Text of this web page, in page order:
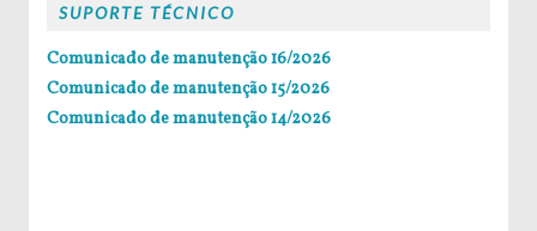
SUPORTE TÉCNICO
Comunicado de manutenção 16/2026
Comunicado de manutenção 15/2026
Comunicado de manutenção 14/2026